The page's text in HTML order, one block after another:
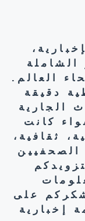
الشاملة
العالم.
دقيقة
الجارية
كانت
ثقافية،
الصحفيين
على
إخبارية